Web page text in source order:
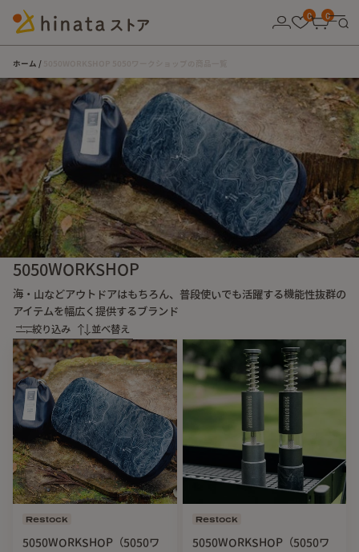
0
0
ホーム
5050WORKSHOP
海・山などアウトドアはもちろん、普段使いでも活躍する機能性抜群の
アイテムを幅広く提供するブランド
絞り込み 並べ替え
Restock
5050WORKSHOP（5050ワ
Restock
5050WORKSHOP（5050ワ